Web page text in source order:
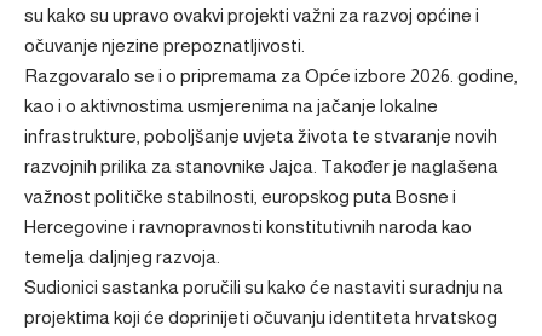
su kako su upravo ovakvi projekti važni za razvoj općine i
očuvanje njezine prepoznatljivosti.
Razgovaralo se i o pripremama za Opće izbore 2026. godine,
kao i o aktivnostima usmjerenima na jačanje lokalne
infrastrukture, poboljšanje uvjeta života te stvaranje novih
razvojnih prilika za stanovnike Jajca. Također je naglašena
važnost političke stabilnosti, europskog puta Bosne i
Hercegovine i ravnopravnosti konstitutivnih naroda kao
temelja daljnjeg razvoja.
Sudionici sastanka poručili su kako će nastaviti suradnju na
projektima koji će doprinijeti očuvanju identiteta hrvatskog